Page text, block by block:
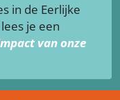
in de Eerlijke
je een
van onze